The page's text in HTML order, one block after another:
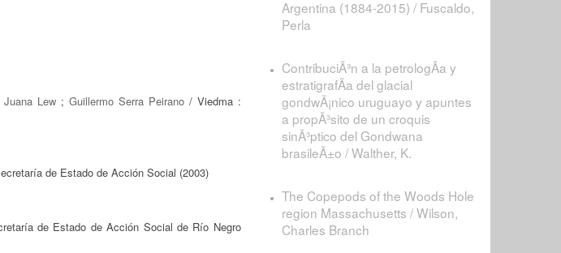
Juana Lew ; Guillermo Serra Peirano/ Viedma :
de Estado de Acción Social (2003)
de Estado de Acción Social de Río Negro
Argentina (1884-2015) / Fuscaldo,
Perla
ContribuciÃ³n a la petrologÃ­a y
estratigrafÃ­a del glacial
gondwÃ¡nico uruguayo y apuntes
a propÃ³sito de un croquis
sinÃ³ptico del Gondwana
brasileÃ±o / Walther, K.
The Copepods of the Woods Hole
region Massachusetts / Wilson,
Charles Branch